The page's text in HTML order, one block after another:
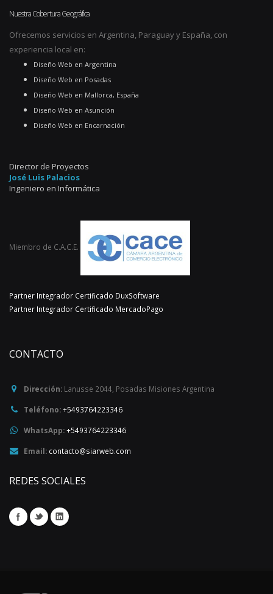
Nuestra Cobertura Geográfica
Ofrecemos servicios en Argentina, Paraguay y España, con
experiencia local en:
Diseño Web en Argentina
Diseño Web en Posadas
Diseño Web en Mallorca, España
Diseño Web en Asunción
Diseño Web en Encarnación
Director de Proyectos
José Luis Palacios
Ingeniero en Informática
Miembro de C.A.C.E.
Partner Integrador Certificado DuxSoftware
Partner Integrador Certificado MercadoPago
CONTACTO
Dirección: Lanusse 2044 Posadas Misiones Argentina
Teléfono:+5493764223346
WhatsApp:+5493764223346
Email: contacto@siarweb.com
REDES SOCIALES